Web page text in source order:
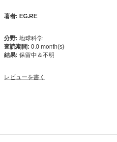
著者: EG.RE
分野: 地球科学
査読期間: 0.0 month(s)
結果: 保留中＆不明
レビューを書く